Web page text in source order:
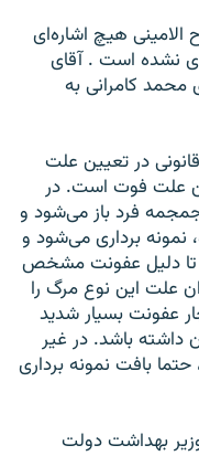
هیچ اشاره‌ای
نشده است . آقای
محمد کامرانی به
در تعیین علت
علت فوت است. در
فرد باز می‌شود و
برداری می‌شود و
تا دلیل عفونت مشخص
علت این نوع مرگ را
عفونت بسیار شدید
داشته باشد. در غیر
بافت نمونه برداری
بهداشت دولت